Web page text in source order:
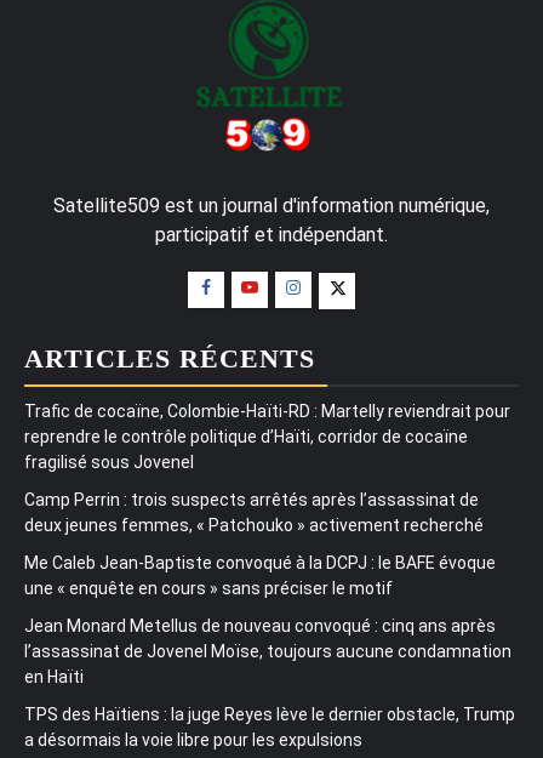
Satellite509 est un journal d'information numérique,
participatif et indépendant.
ARTICLES RÉCENTS
Trafic de cocaïne, Colombie-Haïti-RD : Martelly reviendrait pour
reprendre le contrôle politique d’Haïti, corridor de cocaïne
fragilisé sous Jovenel
Camp Perrin : trois suspects arrêtés après l’assassinat de
deux jeunes femmes, « Patchouko » activement recherché
Me Caleb Jean-Baptiste convoqué à la DCPJ : le BAFE évoque
une « enquête en cours » sans préciser le motif
Jean Monard Metellus de nouveau convoqué : cinq ans après
l’assassinat de Jovenel Moïse, toujours aucune condamnation
en Haïti
TPS des Haïtiens : la juge Reyes lève le dernier obstacle, Trump
a désormais la voie libre pour les expulsions